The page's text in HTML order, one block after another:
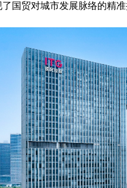
国贸对城市发展脉络的精